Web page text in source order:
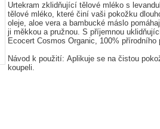
Urtekram zklidňující tělové mléko s
tělové mléko, které činí vaši pokožku
oleje, aloe vera a bambucké máslo
ji měkkou a pružnou. S příjemnou
Ecocert Cosmos Organic, 100% přírodního
Návod k použití: Aplikuje se na čistou
koupeli.